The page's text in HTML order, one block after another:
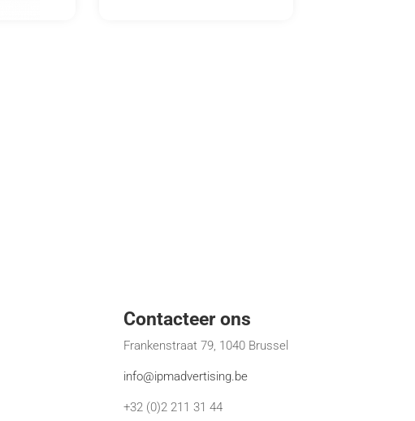
Contacteer ons
Frankenstraat 79, 1040 Brussel
info@ipmadvertising.be
+32 (0)2 211 31 44